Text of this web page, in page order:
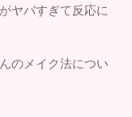
ヤバすぎて反応に
のメイク法につい